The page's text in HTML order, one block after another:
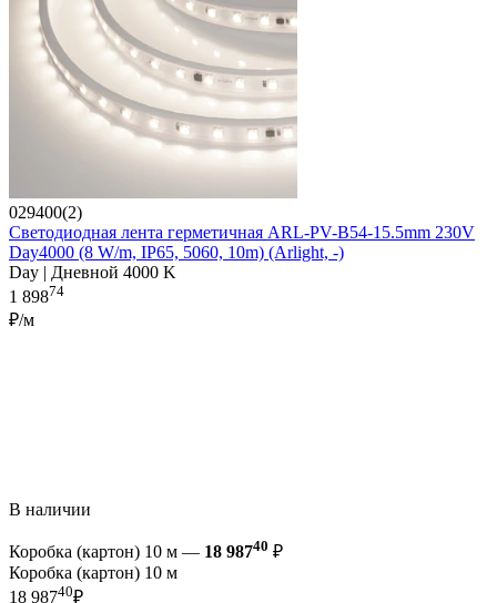
029400(2)
Светодиодная лента герметичная ARL-PV-B54-15.5mm 230V
Day4000 (8 W/m, IP65, 5060, 10m) (Arlight, -)
Day | Дневной 4000 K
1 89874
₽/м
В наличии
Коробка (картон) 10 м — 18 98740 ₽
Коробка (картон) 10 м
18 98740₽